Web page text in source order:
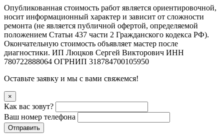
Опубликованная стоимость работ является ориентировочной,
носит информационный характер и зависит от сложности
ремонта (не является публичной офертой, определяемой
положением Статьи 437 части 2 Гражданского кодекса РФ).
Окончательную стоимость объявляет мастер после
диагностики. ИП Люцков Сергей Викторович ИНН
780722888064 ОГРНИП 318784700105950
Оставьте заявку и мы с вами свяжемся!
×
Как вас зовут?
Ваш номер телефона
Отправить